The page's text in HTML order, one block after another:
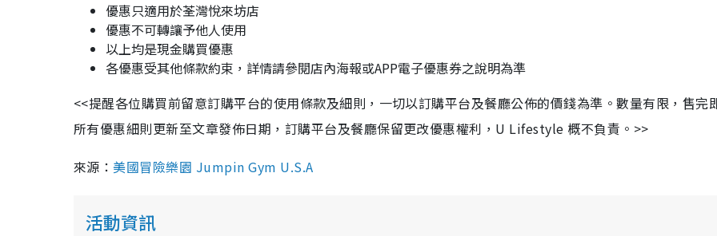
優惠只適用於荃灣悅來坊店
優惠不可轉讓予他人使用
以上均是現金購買優惠
各優惠受其他條款約束，詳情請參閱店內海報或APP電子優惠券之說明為準
<<提醒各位購買前留意訂購平台的使用條款及細則，一切以訂購平台及餐廳公佈的價錢為準。數量有限，售完
所有優惠細則更新至文章發佈日期，訂購平台及餐廳保留更改優惠權利，U Lifestyle 概不負責。>>
來源： 美國冒險樂園 Jumpin Gym U.S.A
活動資訊